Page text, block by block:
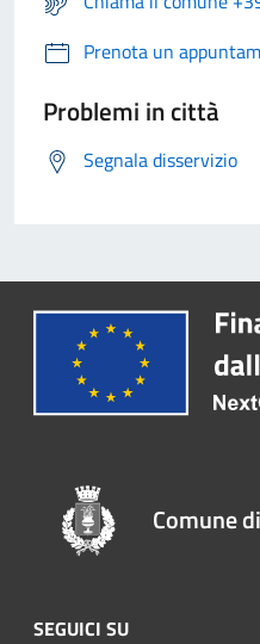
Prenota un
Problemi in città
Segnala disservizio
Comune
SEGUICI SU